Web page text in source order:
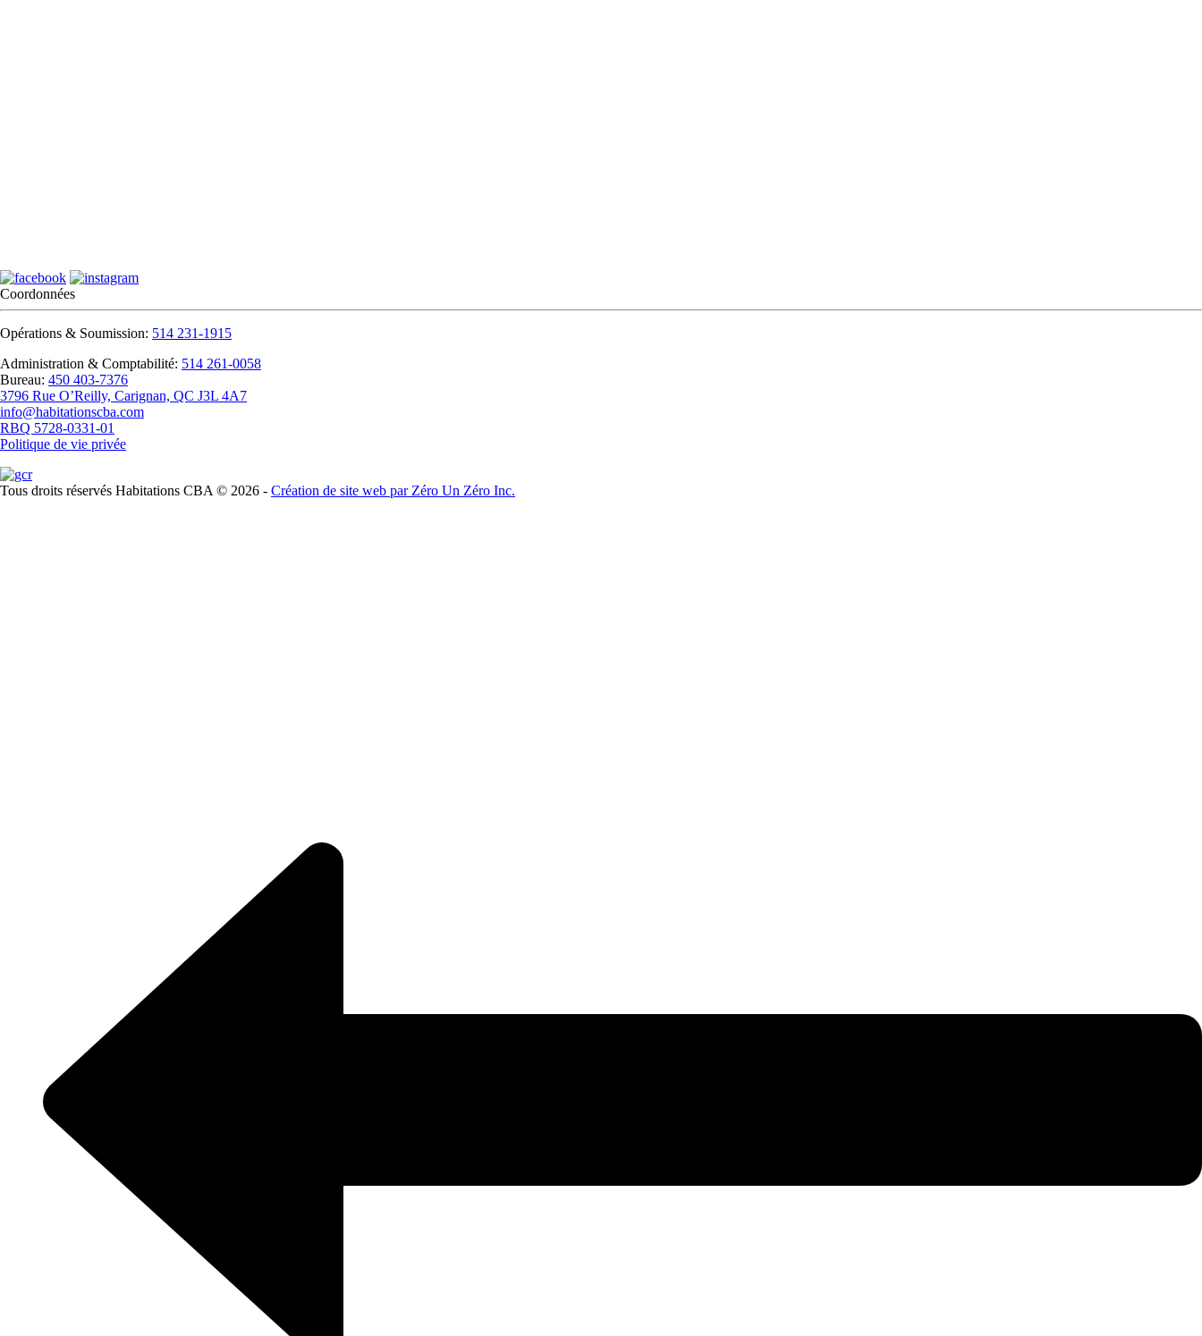
Coordonnées
Opérations & Soumission: 514 231-1915
Administration & Comptabilité: 514 261-0058
Bureau: 450 403-7376
3796 Rue O’Reilly, Carignan, QC J3L 4A7
info@habitationscba.com
RBQ 5728-0331-01
Politique de vie privée
Tous droits réservés Habitations CBA © 2026 - Création de site web par Zéro Un Zéro Inc.